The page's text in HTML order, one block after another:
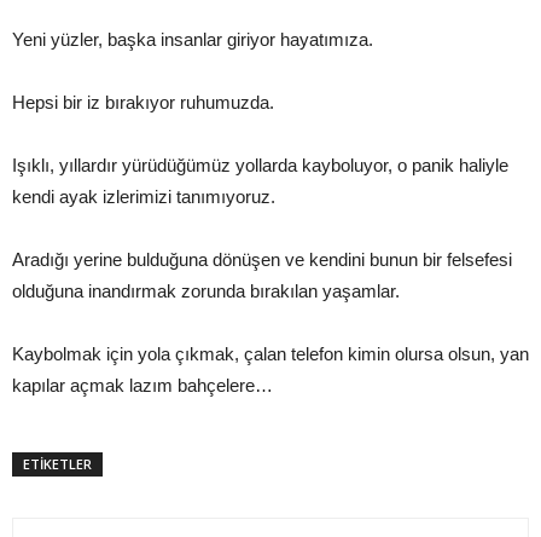
Yeni yüzler, başka insanlar giriyor hayatımıza.
Hepsi bir iz bırakıyor ruhumuzda.
Işıklı, yıllardır yürüdüğümüz yollarda kayboluyor, o panik haliyle
kendi ayak izlerimizi tanımıyoruz.
Aradığı yerine bulduğuna dönüşen ve kendini bunun bir felsefesi
olduğuna inandırmak zorunda bırakılan yaşamlar.
Kaybolmak için yola çıkmak, çalan telefon kimin olursa olsun, yan
kapılar açmak lazım bahçelere…
ETİKETLER